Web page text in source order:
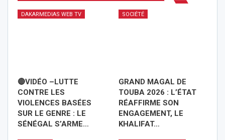
DAKARMEDIAS WEB TV
🔴VIDÉO –LUTTE
CONTRE LES
VIOLENCES BASÉES
SUR LE GENRE : LE
SÉNÉGAL S’ARME…
SOCIÉTÉ
GRAND MAGAL DE
TOUBA 2026 : L’ÉTAT
RÉAFFIRME SON
ENGAGEMENT, LE
KHALIFAT…